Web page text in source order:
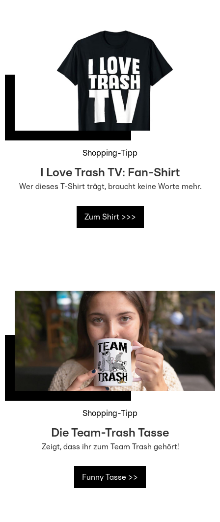
Shopping-Tipp
I Love Trash TV: Fan-Shirt
Wer dieses T-Shirt trägt, braucht keine Worte mehr.
Zum Shirt >>>
Shopping-Tipp
Die Team-Trash Tasse
Zeigt, dass ihr zum Team Trash gehört!
Funny Tasse >>